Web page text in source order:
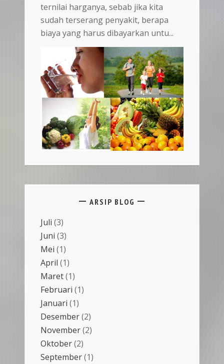
ternilai harganya, sebab jika kita
sudah terserang penyakit, berapa
biaya yang harus dibayarkan untu...
ARSIP BLOG
Juli (3)
Juni (3)
Mei (1)
April (1)
Maret(1)
Februari (1)
Januari (1)
Desember(2)
November(2)
Oktober(2)
September(1)